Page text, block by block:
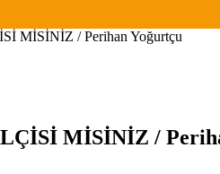
MİSİNİZ / Perihan Yoğurtçu
MİSİNİZ /